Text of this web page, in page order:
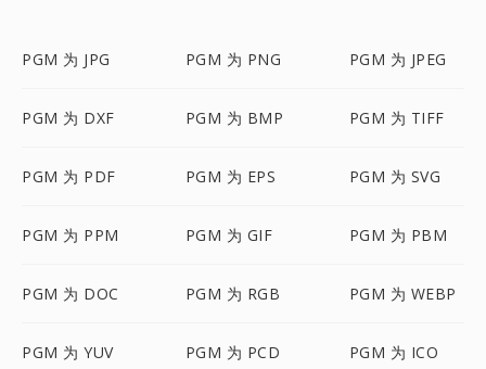
PGM 为 JPG PGM 为 PNG PGM 为 JPEG
PGM 为 DXF PGM 为 BMP PGM 为 TIFF
PGM 为 PDF PGM 为 EPS PGM 为 SVG
PGM 为 PPM PGM 为 GIF PGM 为 PBM
PGM 为 DOC PGM 为 RGB PGM 为 WEBP
PGM 为 YUV PGM 为 PCD PGM 为 ICO